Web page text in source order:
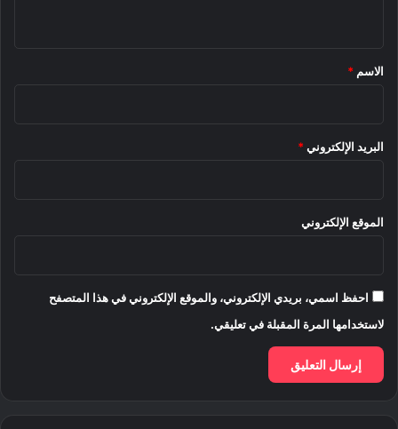
*
الاسم *
البريد الإلكتروني *
الموقع الإلكتروني
احفظ اسمي، بريدي الإلكتروني، والموقع الإلكتروني في هذا المتصفح
لاستخدامها المرة المقبلة في تعليقي.